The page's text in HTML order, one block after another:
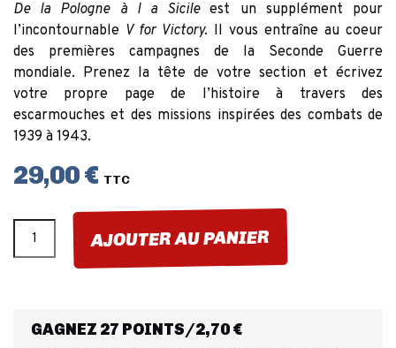
De la Pologne à l a Sicileest un supplément pour
l’incontournable V for Victory. Il vous entraîne au coeur
des premières campagnes de la Seconde Guerre
mondiale. Prenez la tête de votre section et écrivez
votre propre page de l’histoire à travers des
escarmouches et des missions inspirées des combats de
1939 à 1943.
29,00 € TTC
AJOUTER AU PANIER
GAGNEZ 27 POINTS/2,70 €